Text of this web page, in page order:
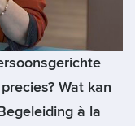
Wat kan
à la